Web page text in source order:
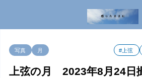
写真 月 #上弦
上弦の月 2023年8月24日